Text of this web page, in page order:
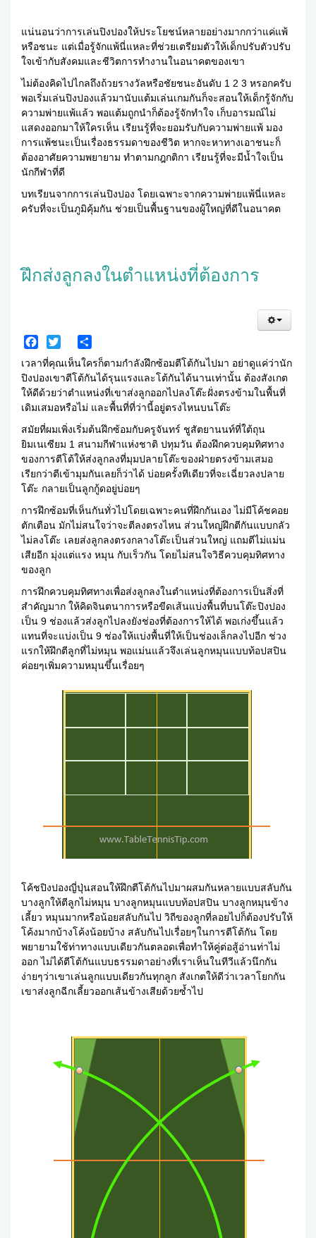
แน่นอนว่าการเล่นปิงปองให้ประโยชน์หลายอย่างมากกว่าแค่แพ้
หรือชนะ แต่เมื่อรู้จักแพ้นี่แหละที่ช่วยเตรียมตัวให้เด็กปรับตัวปรับ
ใจเข้ากับสังคมและชีวิตการทำงานในอนาคตของเขา
ไม่ต้องคิดไปไกลถึงถ้วยรางวัลหรือชัยชนะอันดับ 1 2 3 หรอกครับ
พอเริ่มเล่นปิงปองแล้วมานับแต้มเล่นเกมกันก็จะสอนให้เด็กรู้จักกับ
ความพ่ายแพ้แล้ว พอแต้มถูกนำก็ต้องรู้จักทำใจ เก็บอารมณ์ไม่
แสดงออกมาให้ใครเห็น เรียนรู้ที่จะยอมรับกับความพ่ายแพ้ มอง
การแพ้ชนะเป็นเรื่องธรรมดาของชีวิต หากจะหาทางเอาชนะก็
ต้องอาศัยความพยายาม ทำตามกฎกติกา เรียนรู้ที่จะมีน้ำใจเป็น
นักกีฬาที่ดี
บทเรียนจากการเล่นปิงปอง โดยเฉพาะจากความพ่ายแพ้นี่แหละ
ครับที่จะเป็นภูมิคุ้มกัน ช่วยเป็นพื้นฐานของผู้ใหญ่ที่ดีในอนาคต
ฝึกส่งลูกลงในตำแหน่งที่ต้องการ
Facebook
Twitter Share
เวลาที่คุณเห็นใครก็ตามกำลังฝึกซ้อมตีโต้กันไปมา อย่าดูแค่ว่านัก
ปิงปองเขาตีโต้กันได้รุนแรงและโต้กันได้นานเท่านั้น ต้องสังเกต
ให้ดีด้วยว่าตำแหน่งที่เขาส่งลูกออกไปลงโต๊ะฝั่งตรงข้ามในพื้นที่
เดิมเสมอหรือไม่ และพื้นที่ที่ว่านี้อยู่ตรงไหนบนโต๊ะ
สมัยที่ผมเพิ่งเริ่มต้นฝึกซ้อมกับครูจันทร์ ชูสัตยานนท์ที่ใต้ถุน
ยิมเนเซียม 1 สนามกีฬาแห่งชาติ ปทุมวัน ต้องฝึกควบคุมทิศทาง
ของการตีโต้ให้ส่งลูกลงที่มุมปลายโต๊ะของฝ่ายตรงข้ามเสมอ
เรียกว่าตีเข้ามุมกันเลยก็ว่าได้ บ่อยครั้งทีเดียวที่จะเฉี่ยวลงปลาย
โต๊ะ กลายเป็นลูกกู้ดอยู่บ่อยๆ
การฝึกซ้อมที่เห็นกันทั่วไปโดยเฉพาะคนที่ฝึกกันเอง ไม่มีโค้ชคอย
ตักเตือน มักไม่สนใจว่าจะตีลงตรงไหน ส่วนใหญ่ฝึกตีกันแบบกลัว
ไม่ลงโต๊ะ เลยส่งลูกลงตรงกลางโต๊ะเป็นส่วนใหญ่ แถมตีไม่แม่น
เสียอีก มุ่งแต่แรง หมุน กับเร็วกัน โดยไม่สนใจวิธีควบคุมทิศทาง
ของลูก
การฝึกควบคุมทิศทางเพื่อส่งลูกลงในตำแหน่งที่ต้องการเป็นสิ่งที่
สำคัญมาก ให้คิดจินตนาการหรือขีดเส้นแบ่งพื้นที่บนโต๊ะปิงปอง
เป็น 9 ช่องแล้วส่งลูกไปลงยังช่องที่ต้องการให้ได้ พอเก่งขึ้นแล้ว
แทนที่จะแบ่งเป็น 9 ช่องให้แบ่งพื้นที่ให้เป็นช่องเล็กลงไปอีก ช่วง
แรกให้ฝึกตีลูกที่ไม่หมุน พอแม่นแล้วจึงเล่นลูกหมุนแบบท้อปสปิน
ค่อยๆเพิ่มความหมุนขึ้นเรื่อยๆ
โค้ชปิงปองญี่ปุ่นสอนให้ฝึกตีโต้กันไปมาผสมกันหลายแบบสลับกัน
บางลูกให้ตีลูกไม่หมุน บางลูกหมุนแบบท้อปสปิน บางลูกหมุนข้าง
เลี้ยว หมุนมากหรือน้อยสลับกันไป วิถีของลูกที่ลอยไปก็ต้องปรับให้
โค้งมากบ้างโค้งน้อยบ้าง สลับกันไปเรื่อยๆในการตีโต้กัน โดย
พยายามใช้ท่าทางแบบเดียวกันตลอดเพื่อทำให้คู่ต่อสู้อ่านท่าไม่
ออก ไม่ได้ตีโต้กันแบบธรรมดาอย่างที่เราเห็นในทีวีแล้วนึกกัน
ง่ายๆว่าเขาเล่นลูกแบบเดียวกันทุกลูก สังเกตให้ดีว่าเวลาโยกกัน
เขาส่งลูกฉีกเลี้ยวออกเส้นข้างเสียด้วยซ้ำไป